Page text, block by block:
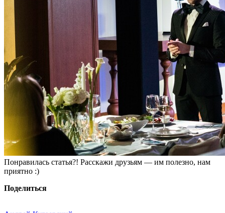
Понравилась статья?! Расскажи друзьям — им полезно, нам
приятно :)
Поделиться